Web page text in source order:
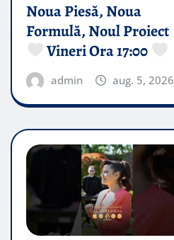
Noua Piesă, Noua
Formulă, Noul Proiect
Vineri Ora 17:00
admin aug. 5, 2026